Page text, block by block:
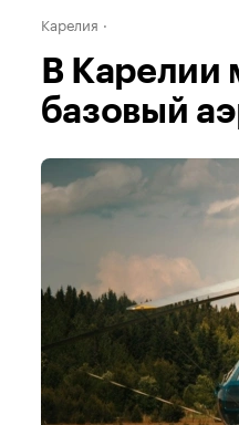
Карелия
В Карелии
базовый